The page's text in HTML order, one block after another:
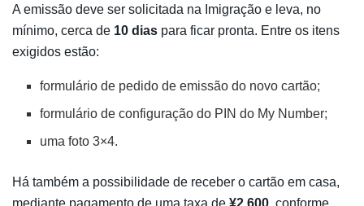
A emissão deve ser solicitada na Imigração e leva, no
mínimo, cerca de 10 dias para ficar pronta. Entre os itens
exigidos estão:
formulário de pedido de emissão do novo cartão;
formulário de configuração do PIN do My Number;
uma foto 3×4.
Há também a possibilidade de receber o cartão em casa,